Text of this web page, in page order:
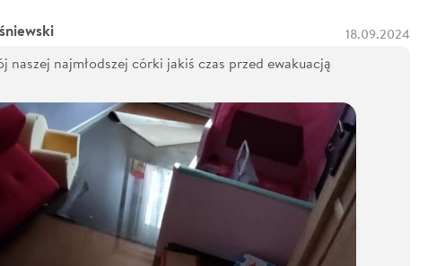
18.09.2024
naszej najmłodszej córki jakiś czas przed ewakuacją